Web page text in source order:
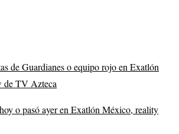
de Guardianes o equipo rojo en Exatlón
de TV Azteca
o pasó ayer en Exatlón México, reality